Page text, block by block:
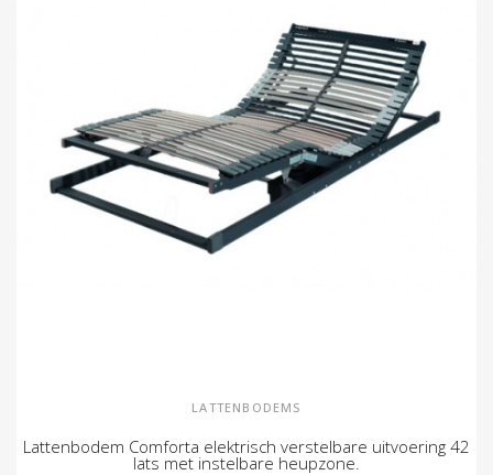
LATTENBODEMS
Lattenbodem Comforta elektrisch verstelbare uitvoering 42
lats met instelbare heupzone.